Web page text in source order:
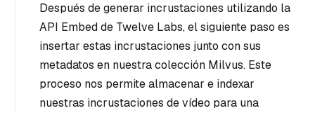
Después de generar incrustaciones utilizando la
API Embed de Twelve Labs, el siguiente paso es
insertar estas incrustaciones junto con sus
metadatos en nuestra colección Milvus. Este
proceso nos permite almacenar e indexar
nuestras incrustaciones de vídeo para una